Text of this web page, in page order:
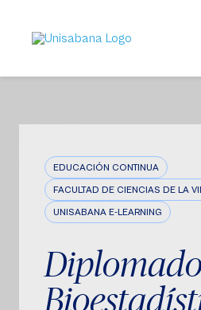
contenido
principal
EDUCACIÓN CONTINUA
UNISABANA E-LEARNING